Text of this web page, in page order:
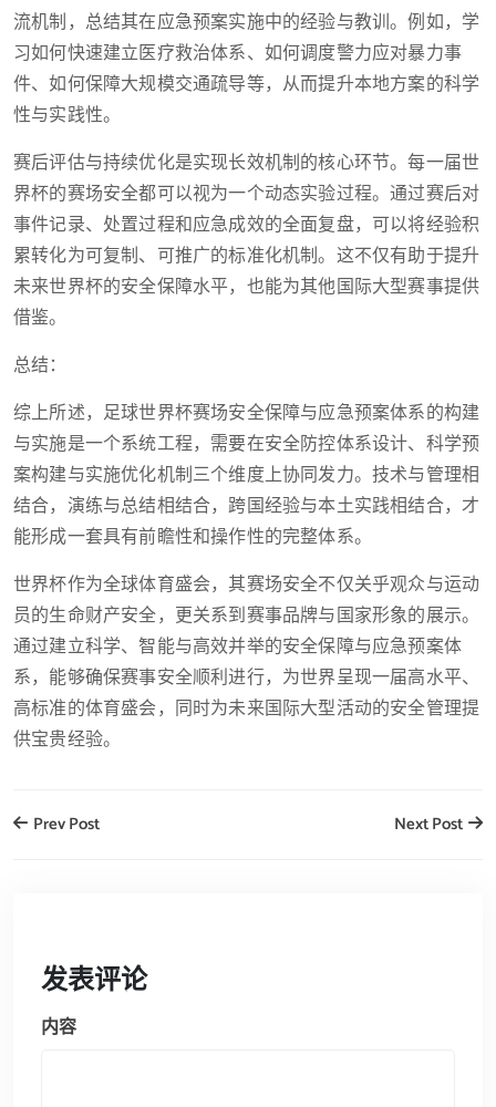
流机制，总结其在应急预案实施中的经验与教训。例如，学
习如何快速建立医疗救治体系、如何调度警力应对暴力事
件、如何保障大规模交通疏导等，从而提升本地方案的科学
性与实践性。
赛后评估与持续优化是实现长效机制的核心环节。每一届世
界杯的赛场安全都可以视为一个动态实验过程。通过赛后对
事件记录、处置过程和应急成效的全面复盘，可以将经验积
累转化为可复制、可推广的标准化机制。这不仅有助于提升
未来世界杯的安全保障水平，也能为其他国际大型赛事提供
借鉴。
总结：
综上所述，足球世界杯赛场安全保障与应急预案体系的构建
与实施是一个系统工程，需要在安全防控体系设计、科学预
案构建与实施优化机制三个维度上协同发力。技术与管理相
结合，演练与总结相结合，跨国经验与本土实践相结合，才
能形成一套具有前瞻性和操作性的完整体系。
世界杯作为全球体育盛会，其赛场安全不仅关乎观众与运动
员的生命财产安全，更关系到赛事品牌与国家形象的展示。
通过建立科学、智能与高效并举的安全保障与应急预案体
系，能够确保赛事安全顺利进行，为世界呈现一届高水平、
高标准的体育盛会，同时为未来国际大型活动的安全管理提
供宝贵经验。
Prev Post Next Post
发表评论
内容